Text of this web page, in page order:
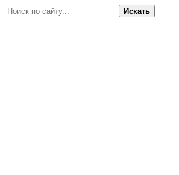
Искать